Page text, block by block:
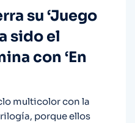
su ‘Juego
sido el
con ‘En
multicolor con la
porque ellos